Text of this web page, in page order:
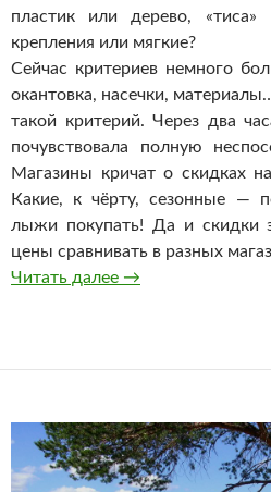
пластик или дерево, «тиса»
крепления или мягкие?
Сейчас критериев немного
окантовка, насечки,
такой критерий. Через два
почувствовала полную
Магазины кричат о скидках
Какие, к чёрту, сезонные —
лыжи покупать! Да и скидки
цены сравнивать в разных
Читать далее Купить беговые
→